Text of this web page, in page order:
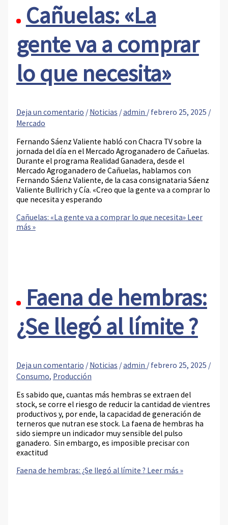
Cañuelas: «La
gente va a comprar
lo que necesita»
Deja un comentario / Noticias /admin / febrero 25, 2025 /
Mercado
Fernando Sáenz Valiente habló con Chacra TV sobre la
jornada del día en el Mercado Agroganadero de Cañuelas.
Durante el programa Realidad Ganadera, desde el
Mercado Agroganadero de Cañuelas, hablamos con
Fernando Sáenz Valiente, de la casa consignataria Sáenz
Valiente Bullrich y Cía. «Creo que la gente va a comprar lo
que necesita y esperando
Cañuelas: «La gente va a comprar lo que necesita»Leer
más »
Faena de hembras:
¿Se llegó al límite ?
Deja un comentario / Noticias /admin / febrero 25, 2025 /
Consumo, Producción
Es sabido que, cuantas más hembras se extraen del
stock, se corre el riesgo de reducir la cantidad de vientres
productivos y, por ende, la capacidad de generación de
terneros que nutran ese stock. La faena de hembras ha
sido siempre un indicador muy sensible del pulso
ganadero. Sin embargo, es imposible precisar con
exactitud
Faena de hembras: ¿Se llegó al límite ? Leer más »